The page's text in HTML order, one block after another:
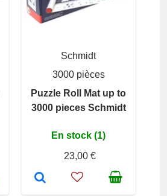
Schmidt
3000 pièces
Puzzle Roll Mat up to
3000 pieces Schmidt
En stock (1)
23,00 €